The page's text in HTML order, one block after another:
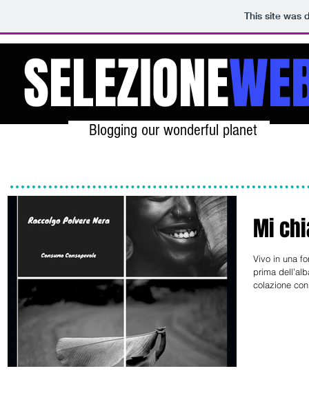
This site was
SELEZIONE
Blogging our wonderful planet
Mi
Vivo in una
prima
colazione